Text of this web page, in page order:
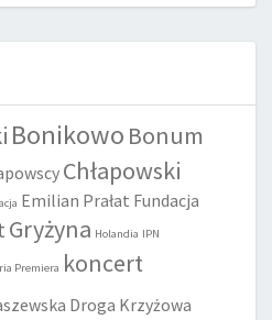
Bonikowo Bonum
Chłapowski
Emilian Prałat Fundacja
Gryżyna Holandia IPN
Premiera koncert
Droga Krzyżowa